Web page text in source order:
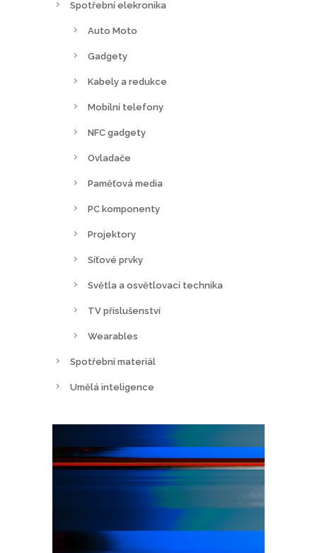
Spotřební elekronika
Auto Moto
Gadgety
Kabely a redukce
Mobilní telefony
NFC gadgety
Ovladače
Paměťová media
PC komponenty
Projektory
Síťové prvky
Světla a osvětlovací technika
TV příslušenství
Wearables
Spotřební materiál
Umělá inteligence